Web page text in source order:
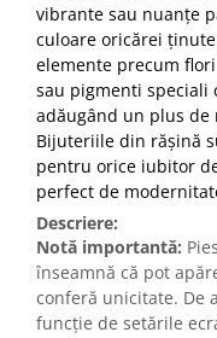
vibrante sau nuanțe
culoare oricărei
elemente precum
sau pigmenti speciali
adăugând un plus
Bijuteriile din rășină
pentru orice iubitor
perfect de
Descriere:
Notă importantă:
înseamnă că pot
conferă unicitate. De
funcție de setările